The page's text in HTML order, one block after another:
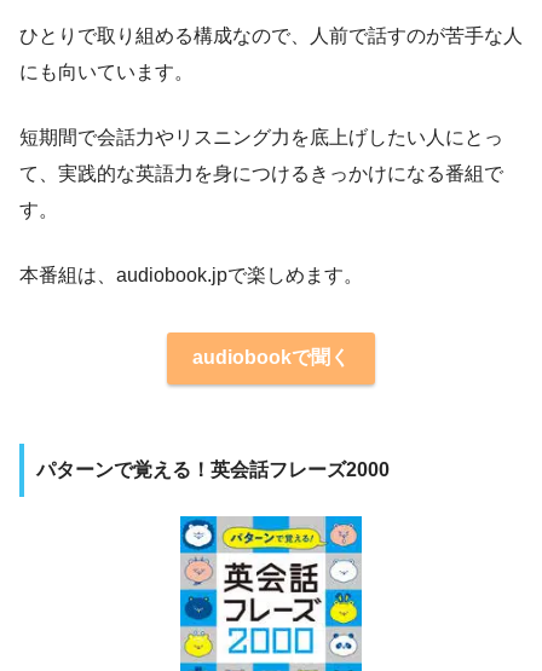
ひとりで取り組める構成なので、人前で話すのが苦手な人
にも向いています。
短期間で会話力やリスニング力を底上げしたい人にとっ
て、実践的な英語力を身につけるきっかけになる番組で
す。
本番組は、audiobook.jpで楽しめます。
audiobookで聞く
パターンで覚える！英会話フレーズ2000